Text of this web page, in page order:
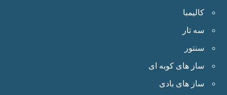
کالیمبا
سه تار
سنتور
ساز های کوبه ای
ساز های بادی